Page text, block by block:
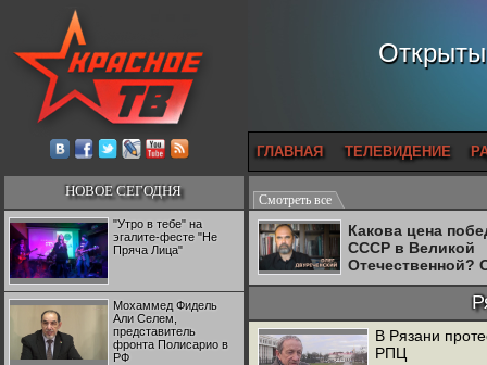
ГЛАВНАЯ ТЕЛЕВИДЕНИЕ
НОВОЕ СЕГОДНЯ
"Утро в тебе" на
эгалите-фесте "Не
Пряча Лица"
Мохаммед Фидель
Али Селем,
представитель
фронта Полисарио в
РФ
Смотреть все
Какова цена
СССР в Великой
Отечественной?
Двуреченский о
В Рязани
РПЦ